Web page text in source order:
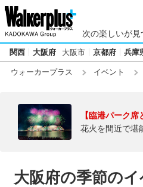
次の楽しいが見
関西 大阪府 大阪市 京都府 兵庫
ウォーカープラス イベント
【臨港パーク席
花火を間近で堪
大阪府の季節のイ